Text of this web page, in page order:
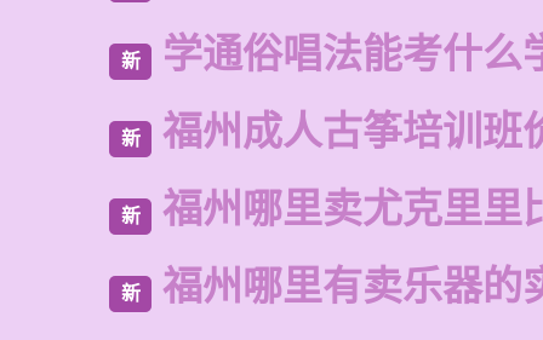
新 学通俗唱法能考什么
新 福州成人古筝培训班
新 福州哪里卖尤克里里
新 福州哪里有卖乐器的